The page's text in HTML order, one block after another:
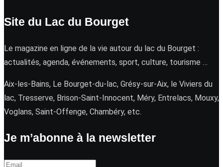
Site du Lac du Bourget
Le magazine en ligne de la vie autour du lac du Bourget :
actualités, agenda, événements, sport, culture, tourisme …
Aix-les-Bains, Le Bourget-du-lac, Grésy-sur-Aix, le Viviers du
lac, Tresserve, Brison-Saint-Innocent, Méry, Entrelacs, Mouxy,
Voglans, Saint-Offenge, Chambéry, etc.
Je m’abonne à la newsletter